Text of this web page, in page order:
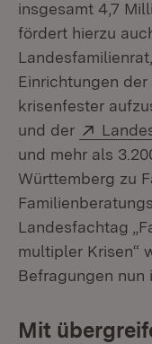
insgesamt 4,7
fördert hierzu
Einrichtungen
krisenfester
und der
Extern:
und mehr als
Württemberg zu
Landesfachtag
multipler Krisen“
Befragungen nun
Mit